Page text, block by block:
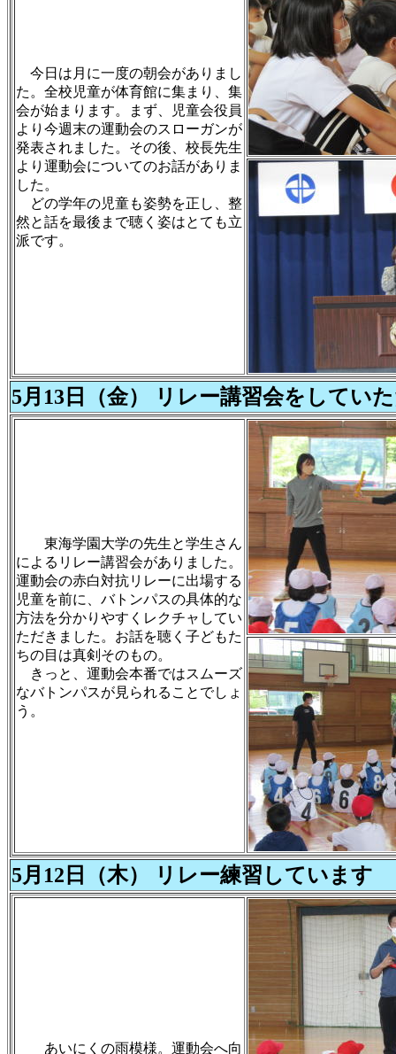
今日は月に一度の朝会がありまし
た。全校児童が体育館に集まり、集
会が始まります。まず、児童会役員
より今週末の運動会のスローガンが
発表されました。その後、校長先生
より運動会についてのお話がありま
した。
どの学年の児童も姿勢を正し、整
然と話を最後まで聴く姿はとても立
派です。
5月13日（金） リレー講習会をしてい
東海学園大学の先生と学生さん
によるリレー講習会がありました。
運動会の赤白対抗リレーに出場する
児童を前に、バトンパスの具体的な
方法を分かりやすくレクチャしてい
ただきました。お話を聴く子どもた
ちの目は真剣そのもの。
きっと、運動会本番ではスムーズ
なバトンパスが見られることでしょ
う。
5月12日（木） リレー練習しています
あいにくの雨模様。運動会へ向